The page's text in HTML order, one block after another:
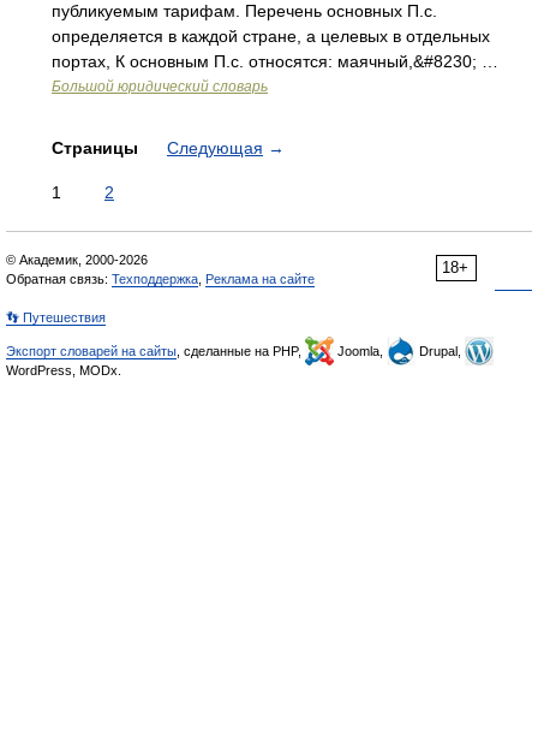
публикуемым тарифам. Перечень основных П.с.
определяется в каждой стране, а целевых в отдельных
портах, К основным П.с. относятся: маячный,&#8230; …
Большой юридический словарь
Страницы Следующая →
1 2
18+
© Академик, 2000-2026
Обратная связь: Техподдержка Реклама на сайте
👣 Путешествия
Экспорт словарей на сайты , сделанные на PHP, Joomla,
Drupal,
WordPress, MODx.